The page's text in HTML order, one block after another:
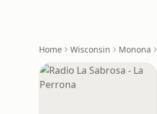
Home Wisconsin Monona